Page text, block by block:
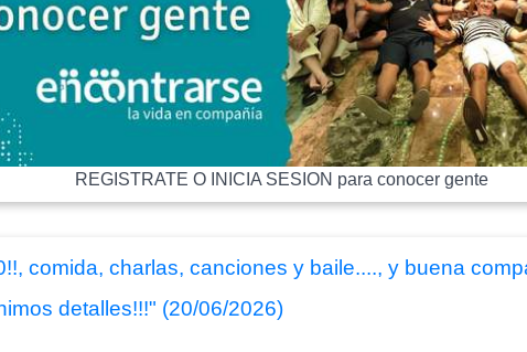
REGISTRATE O INICIA SESION para conocer gente
comida, charlas, canciones y baile...., y buena
detalles!!!" (20/06/2026)